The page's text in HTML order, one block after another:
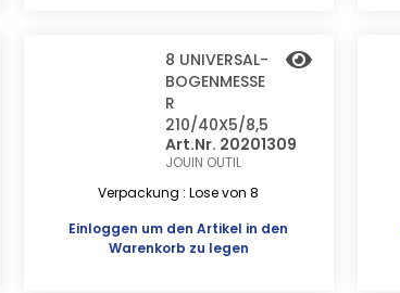
8 UNIVERSAL-
BOGENMESSE
R
210/40X5/8,5
Art.Nr. 20201309
JOUIN OUTIL
Verpackung : Lose von 8
Einloggen um den Artikel in den
Warenkorb zu legen